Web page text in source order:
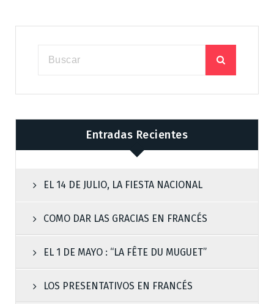
Entradas Recientes
EL 14 DE JULIO, LA FIESTA NACIONAL
COMO DAR LAS GRACIAS EN FRANCÉS
EL 1 DE MAYO : “LA FÊTE DU MUGUET”
LOS PRESENTATIVOS EN FRANCÉS